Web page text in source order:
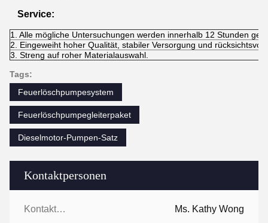
Kontaktpersonen
Kontaktpersonen: Ms. Kathy Wong
Service:
1. Alle mögliche Untersuchungen werden innerhalb 12 Stunden
2. Eingeweiht hoher Qualität, stabiler Versorgung und
3. Streng auf roher Materialauswahl.
Tags:
Feuerlöschpumpesystem
Feuerlöschpumpegleiterpaket
Dieselmotor-Pumpen-Satz